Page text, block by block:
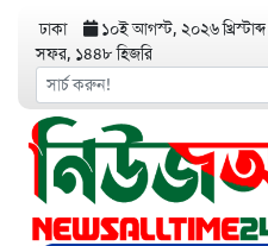
ঢাকা ১০ই আগস্ট, ২০২৬ খ্রিস্টাব্দ
সফর, ১৪৪৮ হিজরি